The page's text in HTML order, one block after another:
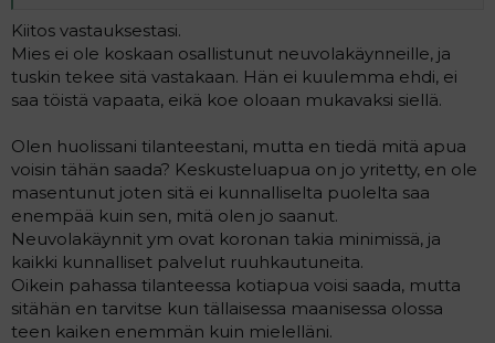
kahden yhdessäolemiseen. Miksei myös ihan
perusterveydenhuollon puolella asioiminenkin olisi
hyvästä, koko verenkuva olisi hyvä kartottaa ja
muutoinkin hakea näkökulmaa omaan oloosi,
raskaushormonit selittävät jotain osaa mutta... Ja yritä
astua sivuun kaiken hallitsija-kuviostasi ja anna miehellesi
sijaa toimia isänä. Nyt, kun sinä hoidat kaiken
taaperoanne myöten, vain työnnät miestä kauemmaksi
oman isyytensä kokemisesta ja toteuttamisesta. Tuo ei
voi olla vaikuttamatta myös lapseenne.
Kiitos vastauksestasi.
Mies ei ole koskaan osallistunut neuvolakäynneille, ja
tuskin tekee sitä vastakaan. Hän ei kuulemma ehdi, ei
saa töistä vapaata, eikä koe oloaan mukavaksi siellä.
Olen huolissani tilanteestani, mutta en tiedä mitä apua
voisin tähän saada? Keskusteluapua on jo yritetty, en ole
masentunut joten sitä ei kunnalliselta puolelta saa
enempää kuin sen, mitä olen jo saanut.
Neuvolakäynnit ym ovat koronan takia minimissä, ja
kaikki kunnalliset palvelut ruuhkautuneita.
Oikein pahassa tilanteessa kotiapua voisi saada, mutta
sitähän en tarvitse kun tällaisessa maanisessa olossa
teen kaiken enemmän kuin mielelläni.